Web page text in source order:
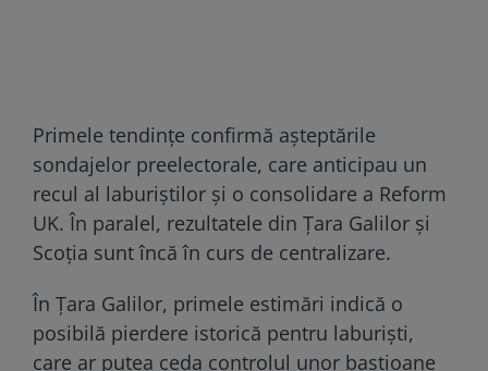
Primele tendințe confirmă așteptările
sondajelor preelectorale, care anticipau un
recul al laburiștilor și o consolidare a Reform
UK. În paralel, rezultatele din Țara Galilor și
Scoția sunt încă în curs de centralizare.
În Țara Galilor, primele estimări indică o
posibilă pierdere istorică pentru laburiști,
care ar putea ceda controlul unor bastioane